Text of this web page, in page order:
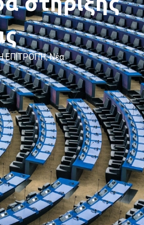
ΕΠΙΤΡΟΠΉ,Νέα